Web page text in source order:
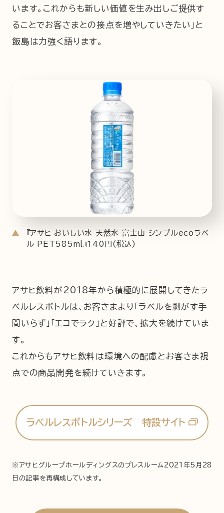
います。これからも新しい価値を生み出しご提供す
ることでお客さまとの接点を増やしていきたい」と
飯島は力強く語ります。
『アサヒ おいしい水 天然水 富士山 シンプルecoラベ
ル PET585ml』140円(税込)
アサヒ飲料が2018年から積極的に展開してきたラ
ベルレスボトルは、お客さまより「ラベルを剥がす手
間いらず」「エコでラク」と好評で、拡大を続けていま
す。
これからもアサヒ飲料は環境への配慮とお客さま視
点での商品開発を続けていきます。
ラベルレスボトルシリーズ 特設サイト
※アサヒグループホールディングスのプレスルーム2021年5月28
日の記事を再構成しています。